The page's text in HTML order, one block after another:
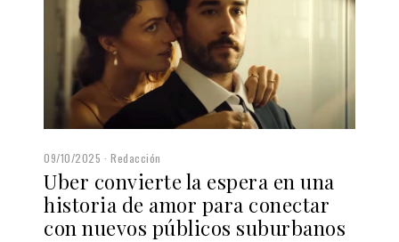
09/10/2025 Redacción
Uber convierte la espera en una
historia de amor para conectar
con nuevos públicos suburbanos